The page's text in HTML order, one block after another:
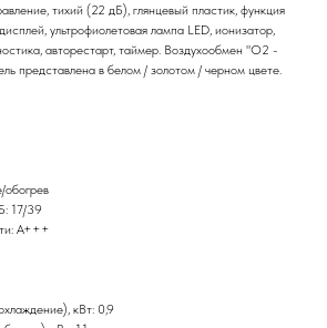
тихий (22 дБ), глянцевый пластик, функция
ультрофиолетовая лампа LED, ионизатор,
авторестарт, таймер. Воздухообмен "О2 -
представлена в белом / золотом / черном цвете.
обогрев
17/39
A+++
кВт: 0,9